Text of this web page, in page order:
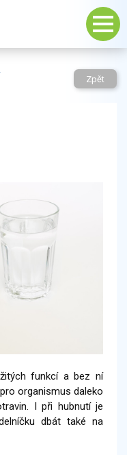
Zpět
funkcí a bez ní
organismus daleko
I při hubnutí je
dbát také na